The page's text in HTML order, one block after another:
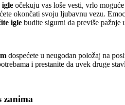
igle očekuju vas loše vesti, vrlo
okončati svoju ljubavnu vezu.
igle budite sigurni da previše pažnje
dospećete u neugodan položaj na
i prestanite da uvek druge
zanima